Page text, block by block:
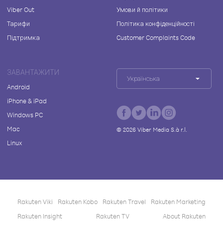
Viber Out
Тарифи
Підтримка
Умови й політики
Політика конфіденційності
Customer Complaints Code
ЗАВАНТАЖИТИ
Android
iPhone & iPad
Windows PC
Mac
Linux
Українська
© 2026Viber Media S.à r.l.
Rakuten Viki Rakuten Kobo Rakuten Travel
Rakuten Marketing
Rakuten Insight
Rakuten TV About Rakuten